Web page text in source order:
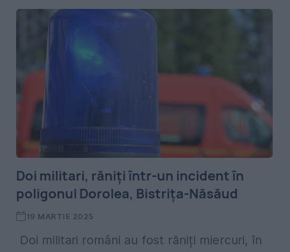
Doi militari, răniți într-un incident în
poligonul Dorolea, Bistrița-Năsăud
19 MARTIE 2025
Doi militari români au fost răniți miercuri, în